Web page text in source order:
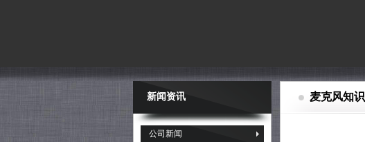
新闻资讯
公司新闻
麦克风知识